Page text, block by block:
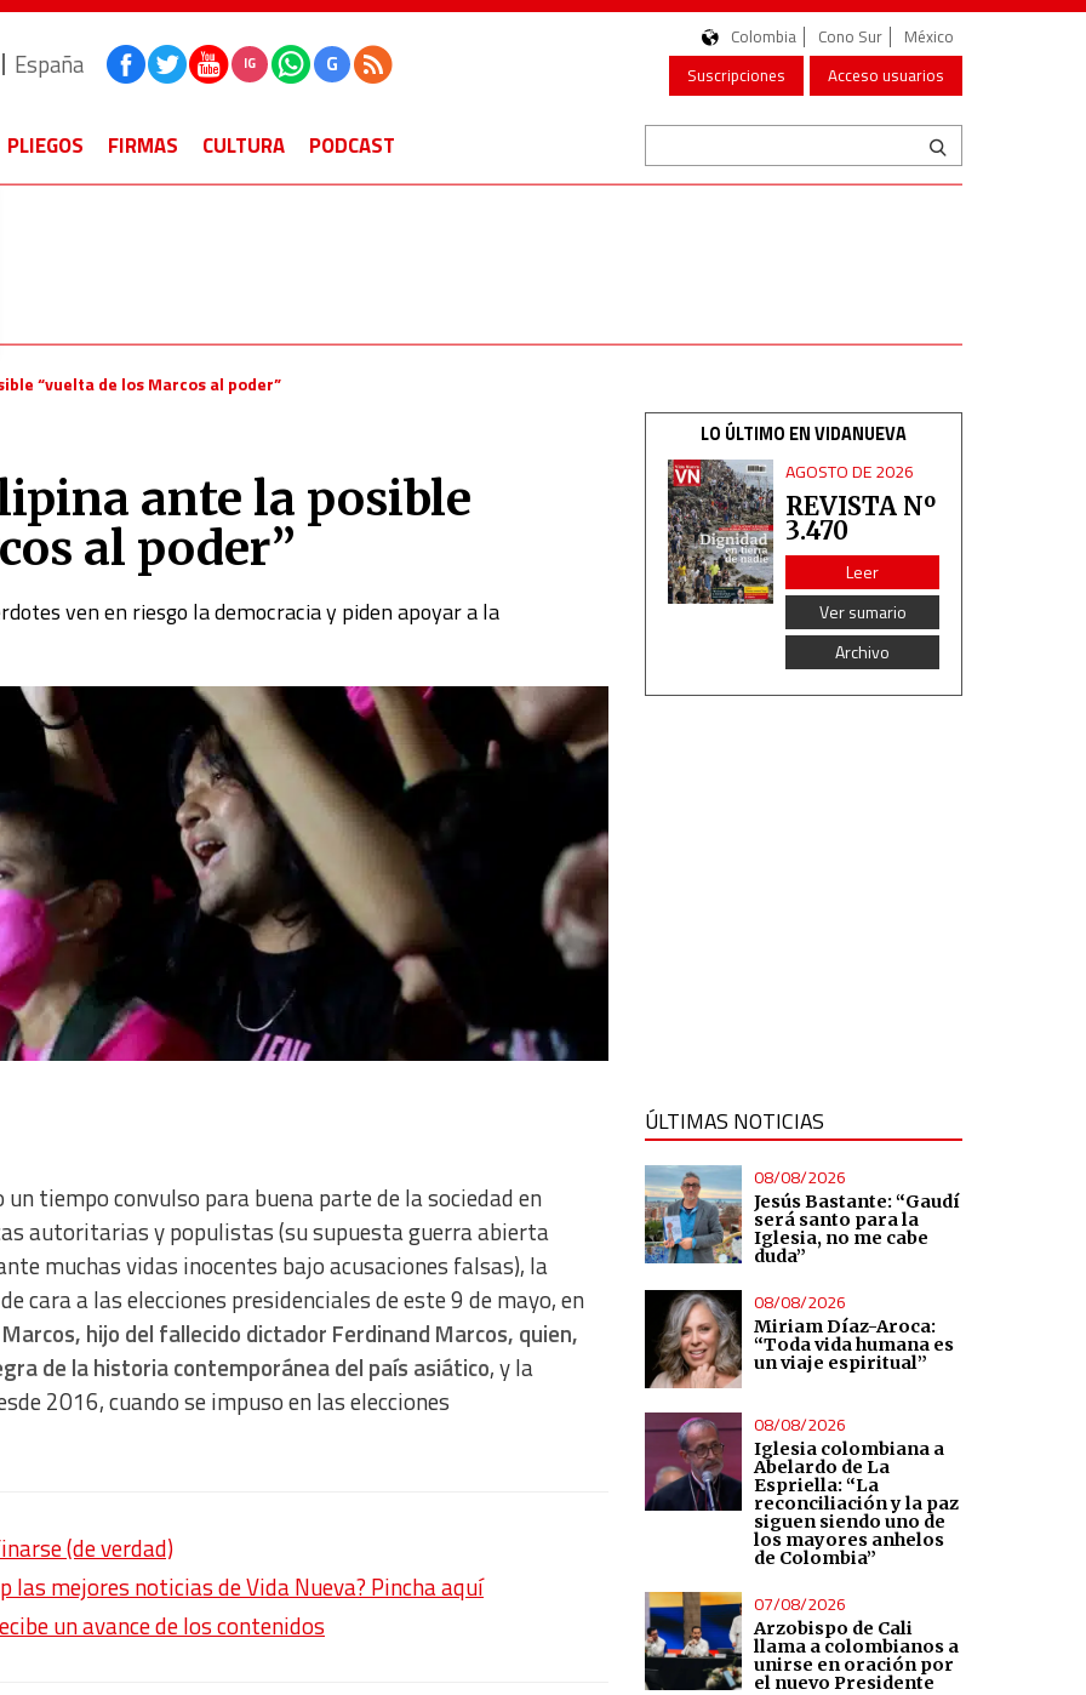
España IG G
Colombia Cono Sur
México
Suscripciones
Acceso usuarios
PLIEGOS FIRMAS CULTURA PODCAST
“vuelta de los Marcos al poder”
ante la posible
al poder”
ven en riesgo la democracia y piden apoyar a la
tiempo convulso para buena parte de la sociedad en
autoritarias y populistas (su supuesta guerra abierta
muchas vidas inocentes bajo acusaciones falsas), la
cara a las elecciones presidenciales de este 9 de mayo, en
Marcos, hijo del fallecido dictador Ferdinand Marcos, quien,
de la historia contemporánea del país asiático, y la
2016, cuando se impuso en las elecciones
(de verdad)
mejores noticias de Vida Nueva? Pincha aquí
un avance de los contenidos
LO ÚLTIMO EN VIDANUEVA
AGOSTO DE 2026
REVISTA Nº
3.470
Leer
Ver sumario
Archivo
ÚLTIMAS NOTICIAS
08/08/2026
Jesús Bastante: “Gaudí
será santo para la
Iglesia, no me cabe
duda”
08/08/2026
Miriam Díaz-Aroca:
“Toda vida humana es
un viaje espiritual”
08/08/2026
Iglesia colombiana a
Abelardo de La
Espriella: “La
reconciliación y la paz
siguen siendo uno de
los mayores anhelos
de Colombia”
07/08/2026
Arzobispo de Cali
llama a colombianos a
unirse en oración por
el nuevo Presidente